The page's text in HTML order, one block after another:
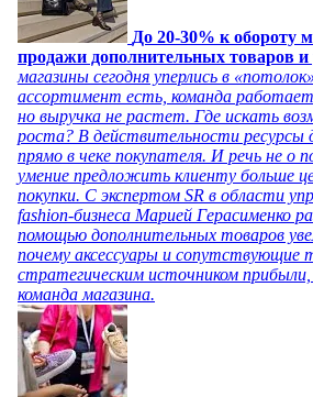
До 20-30% к обороту
продажи дополнительных товаров и
магазины сегодня уперлись в
ассортимент есть, команда
но выручка не растет. Где искать
роста? В действительности
прямо в чеке покупателя. И речь не о
умение предложить клиенту больше
покупки. С экспертом SR в области
fashion-бизнеса Марией Герасименко
помощью дополнительных товаров
почему аксессуары и сопутствующие
стратегическим источником
команда магазина.